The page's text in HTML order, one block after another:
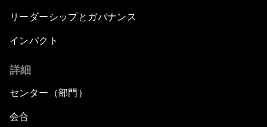
リーダーシップとガバナンス
インパクト
詳細
センター（部門）
会合